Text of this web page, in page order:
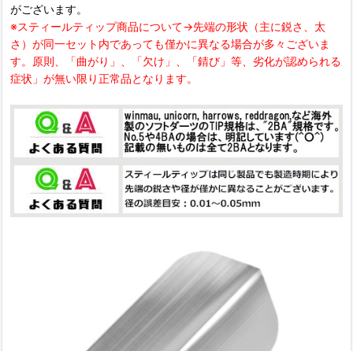
がございます。
※スティールティップ商品について→先端の形状（主に鋭さ、太
さ）が同一セット内であっても僅かに異なる場合が多々ございま
す。原則、「曲がり」、「欠け」、「錆び」等、劣化が認められる
症状」が無い限り正常品となります。